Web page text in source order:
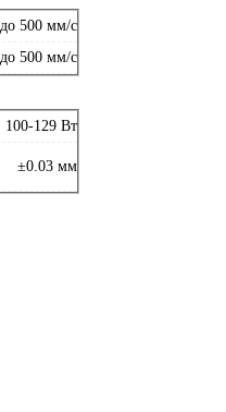
до 500 мм/с
до 500 мм/с
100-129 Вт
±0.03 мм